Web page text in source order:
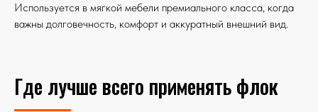
Используется в мягкой мебели премиального класса, когда
важны долговечность, комфорт и аккуратный внешний вид.
Где лучше всего применять флок